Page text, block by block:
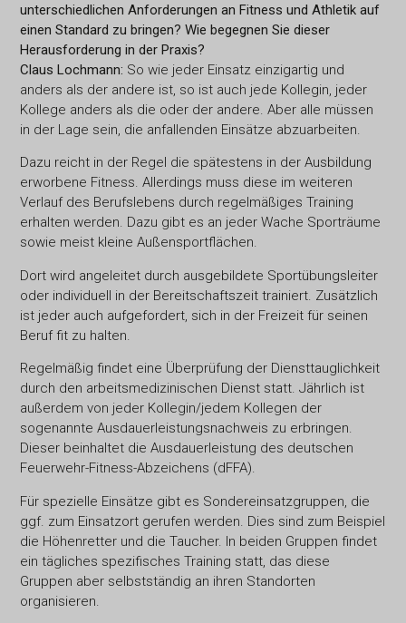
unterschiedlichen Anforderungen an Fitness und Athletik auf
einen Standard zu bringen? Wie begegnen Sie dieser
Herausforderung in der Praxis?
Claus Lochmann: So wie jeder Einsatz einzigartig und
anders als der andere ist, so ist auch jede Kollegin, jeder
Kollege anders als die oder der andere. Aber alle müssen
in der Lage sein, die anfallenden Einsätze abzuarbeiten.
Dazu reicht in der Regel die spätestens in der Ausbildung
erworbene Fitness. Allerdings muss diese im weiteren
Verlauf des Berufslebens durch regelmäßiges Training
erhalten werden. Dazu gibt es an jeder Wache Sporträume
sowie meist kleine Außensportflächen.
Dort wird angeleitet durch ausgebildete Sportübungsleiter
oder individuell in der Bereitschaftszeit trainiert. Zusätzlich
ist jeder auch aufgefordert, sich in der Freizeit für seinen
Beruf fit zu halten.
Regelmäßig findet eine Überprüfung der Diensttauglichkeit
durch den arbeitsmedizinischen Dienst statt. Jährlich ist
außerdem von jeder Kollegin/jedem Kollegen der
sogenannte Ausdauerleistungsnachweis zu erbringen.
Dieser beinhaltet die Ausdauerleistung des deutschen
Feuerwehr-Fitness-Abzeichens (dFFA).
Für spezielle Einsätze gibt es Sondereinsatzgruppen, die
ggf. zum Einsatzort gerufen werden. Dies sind zum Beispiel
die Höhenretter und die Taucher. In beiden Gruppen findet
ein tägliches spezifisches Training statt, das diese
Gruppen aber selbstständig an ihren Standorten
organisieren.